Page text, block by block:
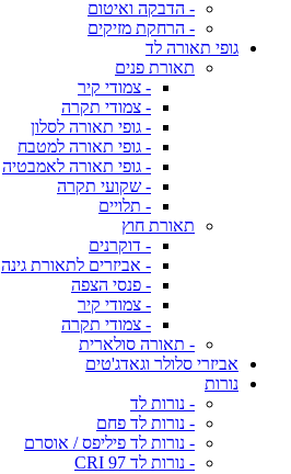
- הדבקה ואיטום
- הרחקת מזיקים
גופי תאורה לד
תאורת פנים
- צמודי קיר
- צמודי תקרה
- גופי תאורה לסלון
- גופי תאורה למטבח
- גופי תאורה לאמבטיה
- שקועי תקרה
- תלויים
תאורת חוץ
- דוקרנים
- אביזרים לתאורת גינה
- פנסי הצפה
- צמודי קיר
- צמודי תקרה
- תאורה סולארית
אביזרי סלולר וגאדג'טים
נורות
- נורות לד
- נורות לד פחם
- נורות לד פיליפס / אוסרם
- נורות לד CRI 97